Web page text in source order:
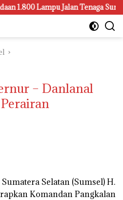
Lampu Jalan Tenaga Surya
– Danlanal
Selatan (Sumsel) H.
Komandan Pangkalan